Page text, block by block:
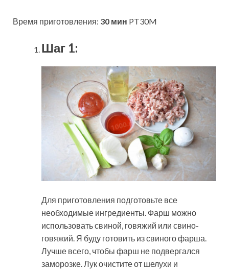
Время приготовления: 30 мин PT30M
Шаг 1:
Для приготовления подготовьте все
необходимые ингредиенты. Фарш можно
использовать свиной, говяжий или свино-
говяжий. Я буду готовить из свиного фарша.
Лучше всего, чтобы фарш не подвергался
заморозке. Лук очистите от шелухи и